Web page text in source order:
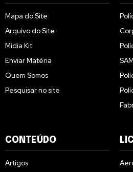
Mapa do Site
Arquivo do Site
Midia Kit
Enviar Matéria
Quem Somos
Pesquisar no site
CONTEÚDO
Artigos